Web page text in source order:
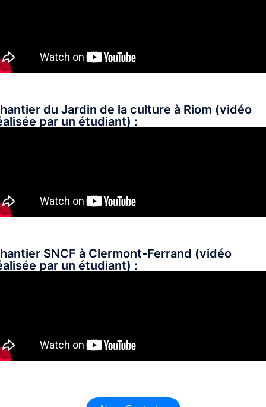
du Jardin de la culture à Riom (vidéo
par un étudiant) :
SNCF à Clermont-Ferrand (vidéo
par un étudiant) :